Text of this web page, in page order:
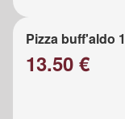
Pizza buff'aldo
13.50 €